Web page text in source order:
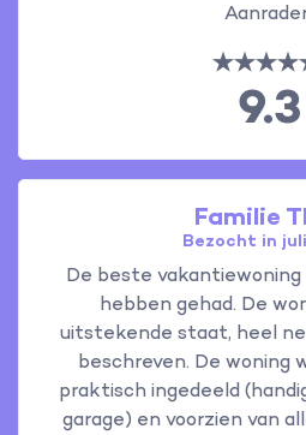
9.3
Familie
Bezocht in
De beste vakantiewoning
hebben gehad. De
uitstekende staat, heel
beschreven. De woning
praktisch ingedeeld
garage) en voorzien van